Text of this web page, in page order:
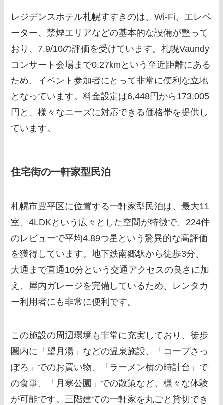
レジデンスホテル札幌すすきのは、Wi-Fi、エレベ
ーター、禁煙エリアなどの基本的な設備が整って
おり、7.9/10の評価を受けています。札幌Vaundy
コンサート会場まで0.27kmという至近距離にある
ため、イベント参加者にとって非常に便利な立地
となっています。料金設定は6,448円から173,005
円と、様々なニーズに対応できる価格帯を提供し
ています。
住宅街の一軒家型民泊
札幌市豊平区に位置する一軒家型民泊は、最大11
室、4LDKという広々とした空間が特徴で、224件
のレビューで平均4.89つ星という驚異的な高評価
を獲得しています。地下鉄南郷駅から徒歩3分、
大通まで直通10分という交通アクセスの良さに加
え、屋内ガレージを完備しているため、レンタカ
ー利用者にも非常に便利です。
この施設の周辺環境も非常に充実しており、徒歩
圏内に「望月湯」などの温泉施設、「コープさっ
ぽろ」でのお買い物、「ラーメン横の時計台」で
の食事、「月寒公園」での散策など、様々な体験
が可能です。三階建ての一軒家を丸ごと貸切でき